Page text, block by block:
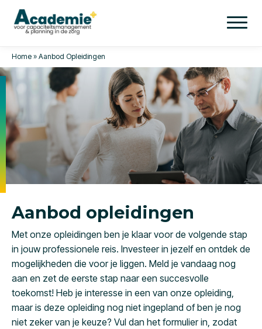
Home » Aanbod Opleidingen
Aanbod opleidingen
Met onze opleidingen ben je klaar voor de volgende stap
in jouw professionele reis. Investeer in jezelf en ontdek de
mogelijkheden die voor je liggen. Meld je vandaag nog
aan en zet de eerste stap naar een succesvolle
toekomst! Heb je interesse in een van onze opleiding,
maar is deze opleiding nog niet ingepland of ben je nog
niet zeker van je keuze? Vul dan het formulier in, zodat